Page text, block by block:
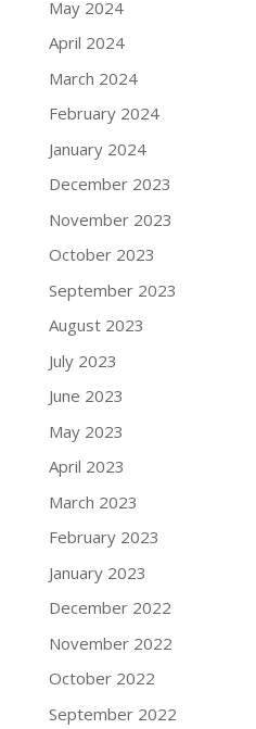
May 2024
April 2024
March 2024
February 2024
January 2024
December 2023
November 2023
October 2023
September 2023
August 2023
July 2023
June 2023
May 2023
April 2023
March 2023
February 2023
January 2023
December 2022
November 2022
October 2022
September 2022